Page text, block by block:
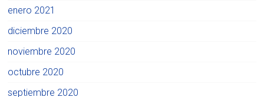
enero 2021
diciembre 2020
noviembre 2020
octubre 2020
septiembre 2020